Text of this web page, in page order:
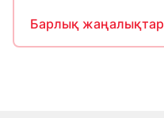
Барлық жаңалықтар